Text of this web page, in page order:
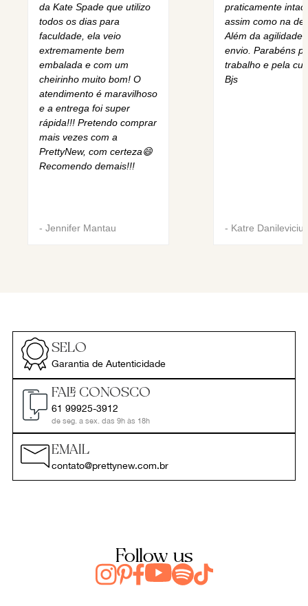
da Kate Spade que utilizo
todos os dias para
faculdade, ela veio
extremamente bem
embalada e com um
cheirinho muito bom! O
atendimento é maravilhoso
e a entrega foi super
rápida!!! Pretendo comprar
mais vezes com a
PrettyNew, com certeza😄
Recomendo demais!!!
- Jennifer Mantau
praticamente
assim como na
Além da agilidade
envio. Parabéns
trabalho e pela
Bjs
- Katre Danilevicius
SELO
Garantia de Autenticidade
FALE CONOSCO
61 99925-3912
de seg. a sex. das 9h às 18h
EMAIL
contato@prettynew.com.br
Follow us